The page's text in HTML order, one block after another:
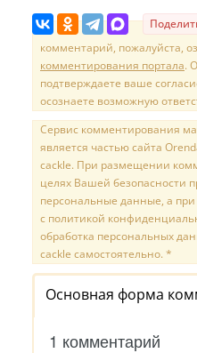
комментарий, пожалуйста,
комментирования портала.
подтверждаете ваше
осознаете возможную
Сервис комментирования
является частью сайта
cackle. При размещении
целях Вашей безопасности
персональные данные, а
с политикой
обработка персональных
cackle самостоятельно. *
Основная форма
1 комментарий